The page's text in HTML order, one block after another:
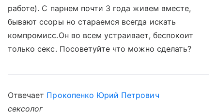
работе). С парнем почти 3 года живем вместе,
бывают ссоры но стараемся всегда искать
компромисс.Он во всем устраивает, беспокоит
только секс. Посоветуйте что можно сделать?
Отвечает Прокопенко Юрий Петрович
сексолог